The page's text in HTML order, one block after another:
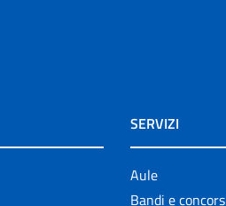
SERVIZI
Aule
Bandi e